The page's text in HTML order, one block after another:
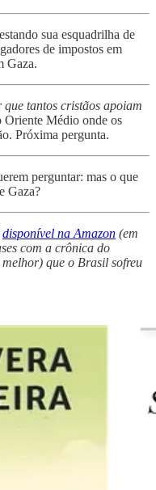
sua esquadrilha de
de impostos em
Gaza.
que tantos cristãos apoiam
Oriente Médio onde os
Próxima pergunta.
perguntar: mas o que
Gaza?
disponível na Amazon (em
com a crônica do
que o Brasil sofreu